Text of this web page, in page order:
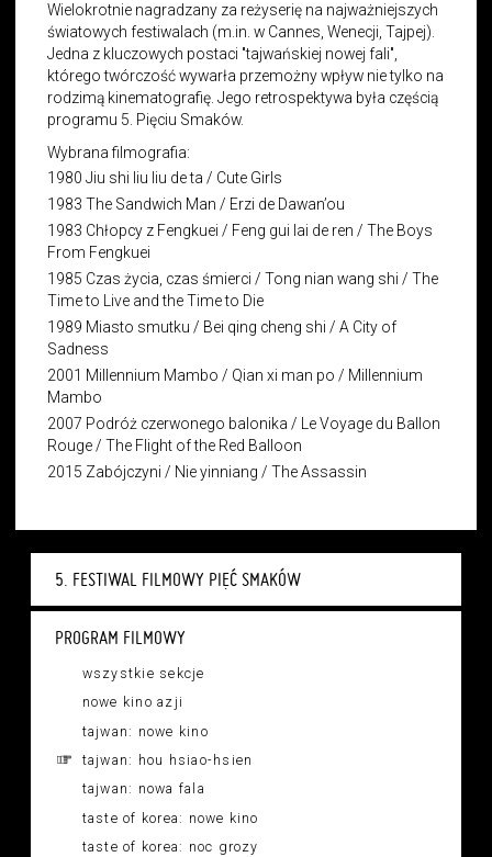
5. FESTIWAL FILMOWY PIĘĆ SMAKÓW
PROGRAM FILMOWY
wszystkie sekcje
nowe kino azji
tajwan: nowe kino
tajwan: hou hsiao-hsien
tajwan: nowa fala
taste of korea: nowe kino
taste of korea: noc grozy
Wielokrotnie nagradzany za reżyserię na najważniejszych
światowych festiwalach (m.in. w Cannes, Wenecji, Tajpej).
Jedna z kluczowych postaci "tajwańskiej nowej fali",
którego twórczość wywarła przemożny wpływ nie tylko na
rodzimą kinematografię. Jego retrospektywa była częścią
programu 5. Pięciu Smaków.
Wybrana filmografia:
1980 Jiu shi liu liu de ta / Cute Girls
1983 The Sandwich Man / Erzi de Dawan’ou
1983 Chłopcy z Fengkuei / Feng gui lai de ren / The Boys
From Fengkuei
1985 Czas życia, czas śmierci / Tong nian wang shi / The
Time to Live and the Time to Die
1989 Miasto smutku / Bei qing cheng shi / A City of
Sadness
2001 Millennium Mambo / Qian xi man po / Millennium
Mambo
2007 Podróż czerwonego balonika / Le Voyage du Ballon
Rouge / The Flight of the Red Balloon
2015 Zabójczyni / Nie yinniang / The Assassin